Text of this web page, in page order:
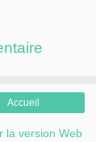
Accueil
la version Web